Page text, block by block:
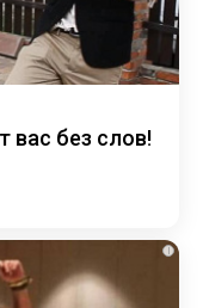
вас без слов!
i